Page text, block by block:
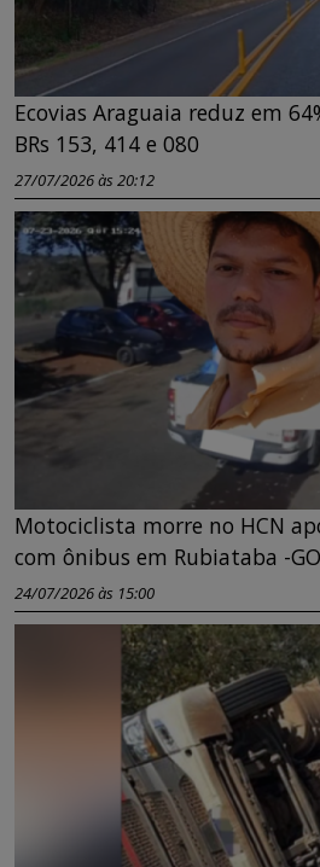
Ecovias Araguaia reduz em
BRs 153, 414 e 080
27/07/2026 às 20:12
Motociclista morre no HCN
com ônibus em Rubiataba -GO
24/07/2026 às 15:00